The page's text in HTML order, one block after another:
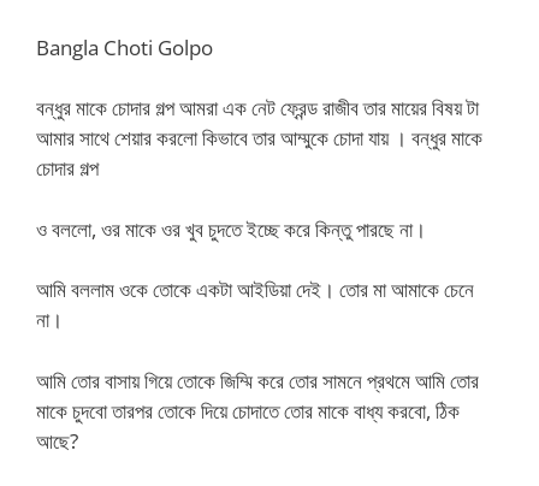
Bangla Choti Golpo
বন্ধুর মাকে চোদার গল্প আমরা এক নেট ফ্রেন্ড রাজীব তার মায়ের বিষয় টা
আমার সাথে শেয়ার করলো কিভাবে তার আম্মুকে চোদা যায় । বন্ধুর মাকে
চোদার গল্প
ও বললো, ওর মাকে ওর খুব চুদতে ইচ্ছে করে কিন্তু পারছে না।
আমি বললাম ওকে তোকে একটা আইডিয়া দেই। তোর মা আমাকে চেনে
না।
আমি তোর বাসায় গিয়ে তোকে জিম্মি করে তোর সামনে প্রথমে আমি তোর
মাকে চুদবো তারপর তোকে দিয়ে চোদাতে তোর মাকে বাধ্য করবো, ঠিক
আছে?